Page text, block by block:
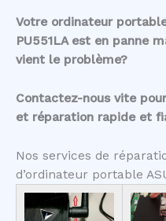
Votre ordinateur
PU551LA est en panne
vient le problème?
Contactez-nous vite
et réparation rapide et
Nos services de
d’ordinateur portable